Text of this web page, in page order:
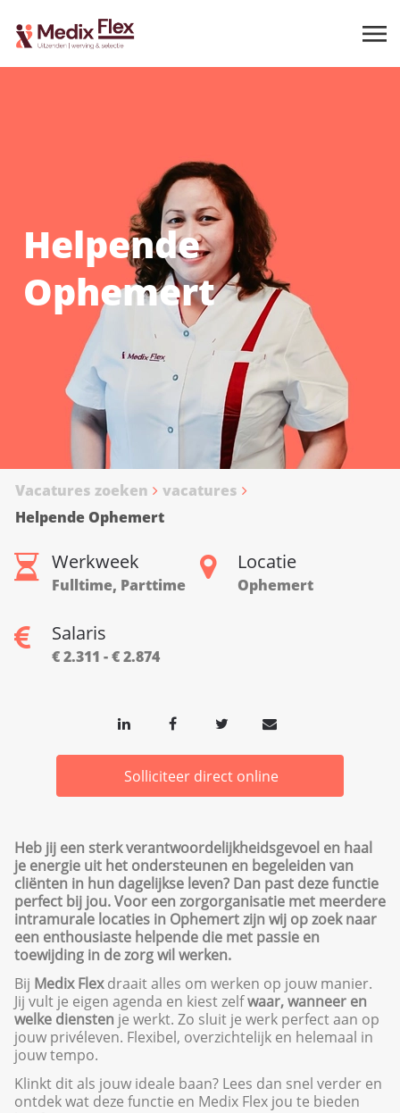
Helpende
Ophemert
Vacatures zoeken
vacatures
Helpende Ophemert
Werkweek
Fulltime, Parttime
Locatie
Ophemert
Salaris
€ 2.311 - € 2.874
Solliciteer direct online
Heb jij een sterk verantwoordelijkheidsgevoel en haal
je energie uit het ondersteunen en begeleiden van
cliënten in hun dagelijkse leven? Dan past deze functie
perfect bij jou. Voor een zorgorganisatie met meerdere
intramurale locaties in Ophemert zijn wij op zoek naar
een enthousiaste helpende die met passie en
toewijding in de zorg wil werken.
Bij Medix Flex draait alles om werken op jouw manier.
Jij vult je eigen agenda en kiest zelfwaar, wanneer en
welke diensten je werkt. Zo sluit je werk perfect aan op
jouw privéleven. Flexibel, overzichtelijk en helemaal in
jouw tempo.
Klinkt dit als jouw ideale baan? Lees dan snel verder en
ontdek wat deze functie en Medix Flex jou te bieden